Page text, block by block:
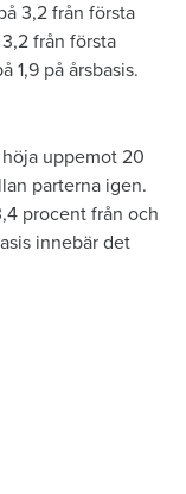
3,2 från första
från första
1,9 på årsbasis.
uppemot 20
parterna igen.
procent från och
innebär det